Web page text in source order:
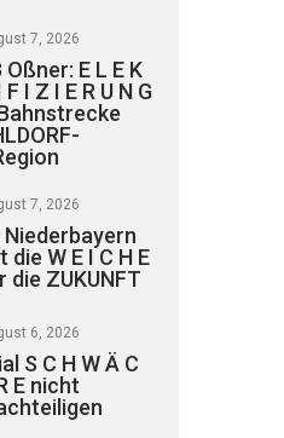
7, 2026
Oßner: E L E K
F I Z I E R U N G
7, 2026
Niederbayern
die W E I C H E
die ZUKUNFT
6, 2026
S C H W Ä C
E nicht